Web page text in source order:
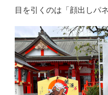
目を引くのは「顔出しパ